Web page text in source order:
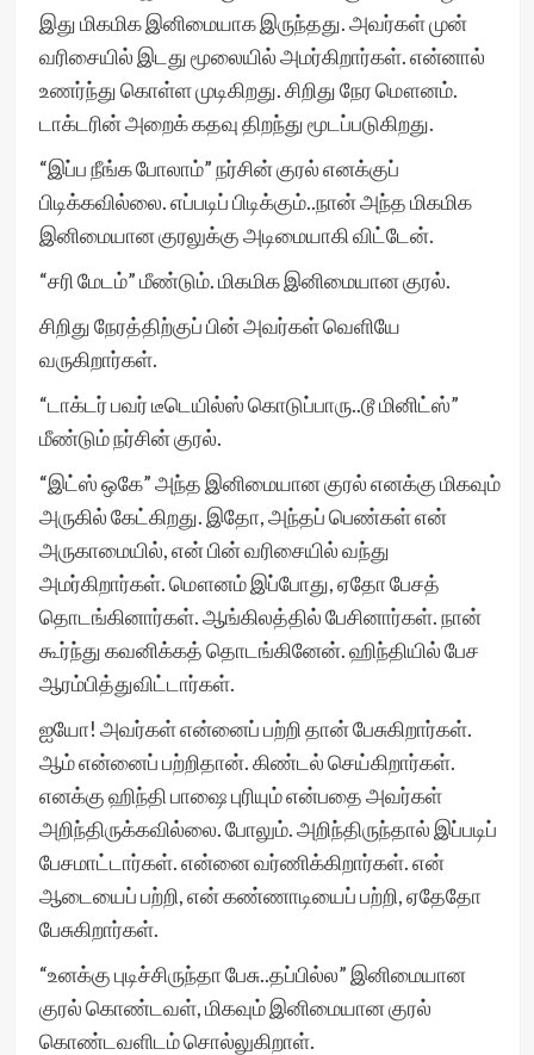
இது மிகமிக இனிமையாக இருந்தது. அவர்கள் முன்
வரிசையில் இடது மூலையில் அமர்கிறார்கள். என்னால்
உணர்ந்து கொள்ள முடிகிறது. சிறிது நேர மௌனம்.
டாக்டரின் அறைக் கதவு திறந்து மூடப்படுகிறது.
“இப்ப நீங்க போலாம்” நர்சின் குரல் எனக்குப்
பிடிக்கவில்லை. எப்படிப் பிடிக்கும்..நான் அந்த மிகமிக
இனிமையான குரலுக்கு அடிமையாகி விட்டேன்.
“சரி மேடம்” மீண்டும். மிகமிக இனிமையான குரல்.
சிறிது நேரத்திற்குப் பின் அவர்கள் வெளியே
வருகிறார்கள்.
“டாக்டர் பவர் டீடெயில்ஸ் கொடுப்பாரு..டூ மினிட்ஸ்”
மீண்டும் நர்சின் குரல்.
“இட்ஸ் ஒகே” அந்த இனிமையான குரல் எனக்கு மிகவும்
அருகில் கேட்கிறது. இதோ, அந்தப் பெண்கள் என்
அருகாமையில், என் பின் வரிசையில் வந்து
அமர்கிறார்கள். மௌனம் இப்போது, ஏதோ பேசத்
தொடங்கினார்கள். ஆங்கிலத்தில் பேசினார்கள். நான்
கூர்ந்து கவனிக்கத் தொடங்கினேன். ஹிந்தியில் பேச
ஆரம்பித்துவிட்டார்கள்.
ஐயோ! அவர்கள் என்னைப் பற்றி தான் பேசுகிறார்கள்.
ஆம் என்னைப் பற்றிதான். கிண்டல் செய்கிறார்கள்.
எனக்கு ஹிந்தி பாஷை புரியும் என்பதை அவர்கள்
அறிந்திருக்கவில்லை. போலும். அறிந்திருந்தால் இப்படிப்
பேசமாட்டார்கள். என்னை வர்ணிக்கிறார்கள். என்
ஆடையைப் பற்றி, என் கண்ணாடியைப் பற்றி, ஏதேதோ
பேசுகிறார்கள்.
“உனக்கு புடிச்சிருந்தா பேசு..தப்பில்ல” இனிமையான
குரல் கொண்டவள், மிகவும் இனிமையான குரல்
கொண்டவளிடம் சொல்லுகிறாள்.